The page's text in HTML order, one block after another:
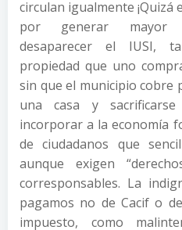
circulan igualmente ¡Quizá
por generar mayor
desaparecer el IUSI,
propiedad que uno
sin que el municipio
una casa y
incorporar a la economía
de ciudadanos que
aunque exigen
corresponsables. La
pagamos no de Cacif o
impuesto, como